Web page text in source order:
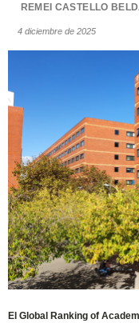
REMEI CASTELLO
4 diciembre de 2025
El Global Ranking of